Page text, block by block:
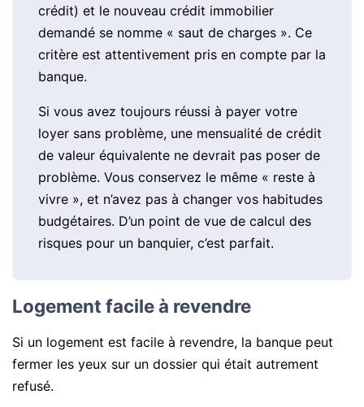
crédit) et le nouveau crédit immobilier
demandé se nomme « saut de charges ». Ce
critère est attentivement pris en compte par la
banque.
Si vous avez toujours réussi à payer votre
loyer sans problème, une mensualité de crédit
de valeur équivalente ne devrait pas poser de
problème. Vous conservez le même « reste à
vivre », et n’avez pas à changer vos habitudes
budgétaires. D’un point de vue de calcul des
risques pour un banquier, c’est parfait.
Logement facile à revendre
Si un logement est facile à revendre, la banque peut
fermer les yeux sur un dossier qui était autrement
refusé.